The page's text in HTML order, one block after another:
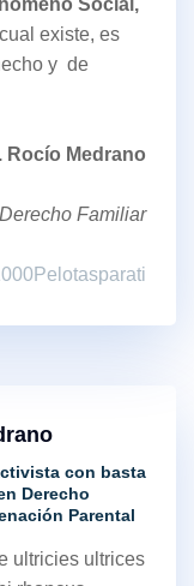
Social,
existe, es
y de
Rocío Medrano
Familiar
con basta
Derecho
Parental
ultricies ultrices